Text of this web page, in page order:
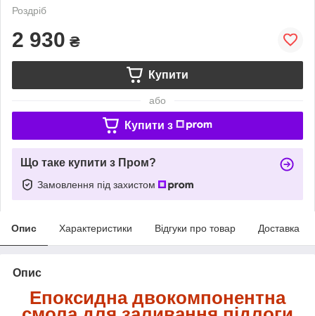
Роздріб
2 930 ₴
Купити
або
Купити з
Що таке купити з Пром?
Замовлення під захистом
Опис Характеристики Відгуки про товар Доставка
Опис
Епоксидна двокомпонентна